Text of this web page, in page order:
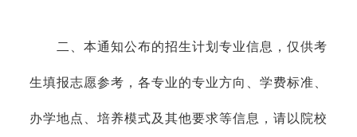
二、本通知公布的招生计划专业信息，仅供考
生填报志愿参考，各专业的专业方向、学费标准、
办学地点、培养模式及其他要求等信息，请以院校